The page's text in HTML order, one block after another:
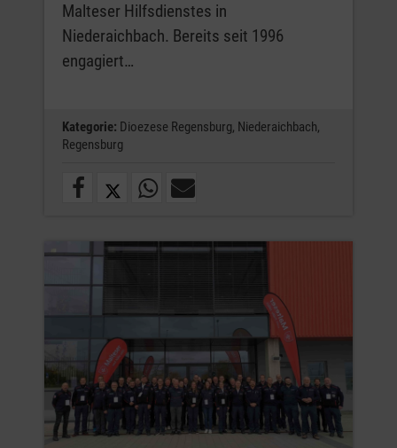
Malteser Hilfsdienstes in
Niederaichbach. Bereits seit 1996
engagiert…
Kategorie: Dioezese Regensburg, Niederaichbach,
Regensburg